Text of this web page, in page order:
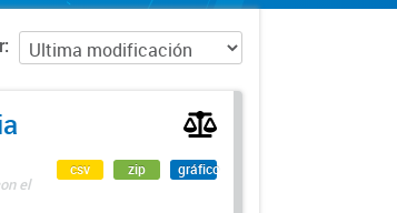
el
csv zip gráfico